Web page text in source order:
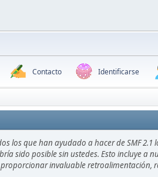
Contacto Identificarse
los que han ayudado a hacer de SMF
sido posible sin ustedes. Esto incluye a
invaluable retroalimentación,